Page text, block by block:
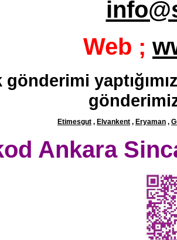
Web ;
gönderimi
Etimesgut , Elvankent , Eryaman ,
Ankara